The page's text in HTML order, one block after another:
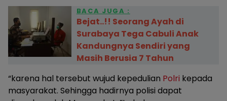
BACA JUGA :
Bejat..!! Seorang Ayah di
Surabaya Tega Cabuli Anak
Kandungnya Sendiri yang
Masih Berusia 7 Tahun
“karena hal tersebut wujud kepedulian Polri kepada
masyarakat. Sehingga hadirnya polisi dapat